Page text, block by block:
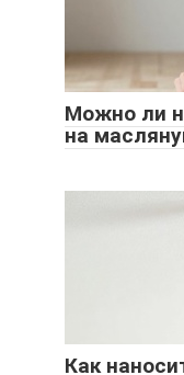
Можно ли
на
Как